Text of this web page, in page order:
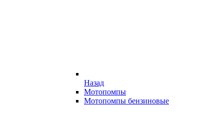
Назад
Мотопомпы
Мотопомпы бензиновые